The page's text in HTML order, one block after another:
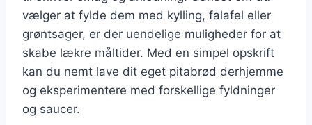
vælger at fylde dem med kylling, falafel eller
grøntsager, er der uendelige muligheder for at
skabe lækre måltider. Med en simpel opskrift
kan du nemt lave dit eget pitabrød derhjemme
og eksperimentere med forskellige fyldninger
og saucer.